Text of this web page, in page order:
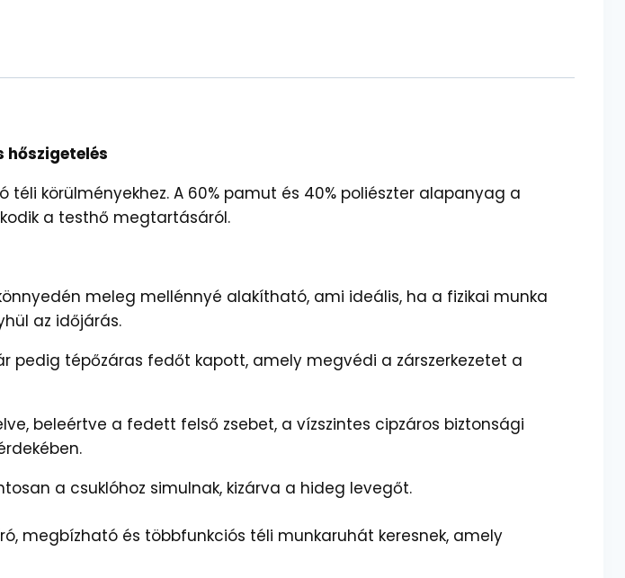
hőszigetelés
körülményekhez. A 60% pamut és 40% poliészter alapanyag a
a testhő megtartásáról.
meleg mellénnyé alakítható, ami ideális, ha a fizikai munka
az időjárás.
pedig tépőzáras fedőt kapott, amely megvédi a zárszerkezetet a
beleértve a fedett felső zsebet, a vízszintes cipzáros biztonsági
a csuklóhoz simulnak, kizárva a hideg levegőt.
megbízható és többfunkciós téli munkaruhát keresnek, amely